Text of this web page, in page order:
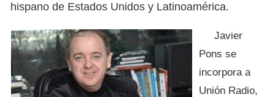
hispano de Estados Unidos y Latinoamérica.
Javier
Pons se
incorpora a
Unión Radio,